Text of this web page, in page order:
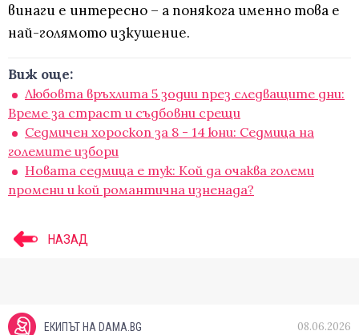
винаги е интересно – а понякога именно това е
най-голямото изкушение.
Виж още:
Любовта връхлита 5 зодии през следващите дни:
Време за страст и съдбовни срещи
Седмичен хороскоп за 8 - 14 юни: Седмица на
големите избори
Новата седмица е тук: Кой да очаква големи
промени и кой романтична изненада?
НАЗАД
ЕКИПЪТ НА DAMA.BG 08.06.2026